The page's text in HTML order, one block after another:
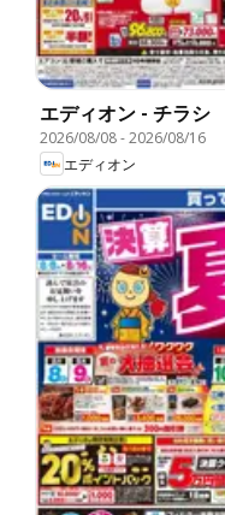
エディオン - チラシ
2026/08/08-2026/08/16
エディオン